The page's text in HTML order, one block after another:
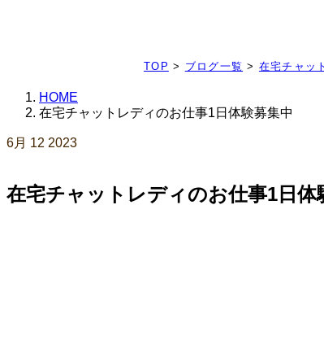
TOP > ブログ一覧 > 在宅チャッ
HOME
在宅チャットレディのお仕事1日体験募集中
6月 12 2023
在宅チャットレディのお仕事1日体